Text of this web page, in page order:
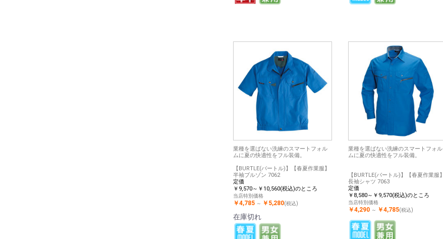
業種を選ばない洗練のスマートフォル
ムに夏の快適性をフル装備。
【BURTLE(バートル)】【春夏作業服】
半袖ブルゾン 7062
定価
￥9,570～￥10,560(税込)のところ
当店特別価格
￥4,785 ～ ￥5,280(税込)
在庫切れ
業種を選ばない洗練のスマートフォル
ムに夏の快適性をフル装備。
【BURTLE(バートル)】【春夏作業服】
長袖シャツ 7063
定価
￥8,580～￥9,570(税込)のところ
当店特別価格
￥4,290 ～ ￥4,785(税込)